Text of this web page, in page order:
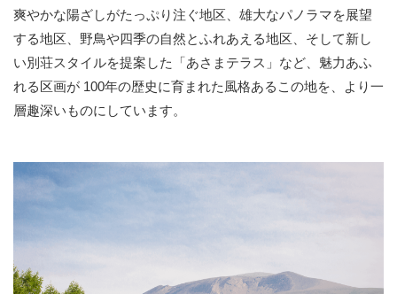
爽やかな陽ざしがたっぷり注ぐ地区、雄大なパノラマを展望
する地区、野鳥や四季の自然とふれあえる地区、そして新し
い別荘スタイルを提案した「あさまテラス」など、魅力あふ
れる区画が 100年の歴史に育まれた風格あるこの地を、より一
層趣深いものにしています。